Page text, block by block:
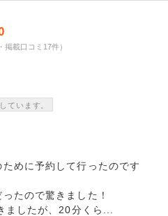
載口コミ17件）
ています。
めに予約して行ったのです
たので驚きました！
ましたが、20分くら...